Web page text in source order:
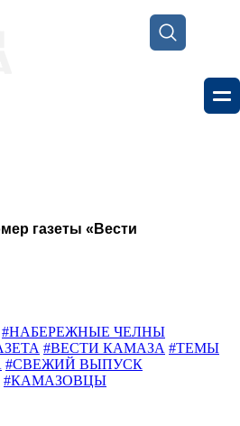
газеты «Вести
#НАБЕРЕЖНЫЕ ЧЕЛНЫ
#ВЕСТИ КАМАЗА #ТЕМЫ
#СВЕЖИЙ ВЫПУСК
#КАМАЗОВЦЫ